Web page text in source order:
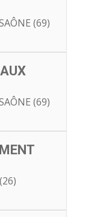
(69)
(69)